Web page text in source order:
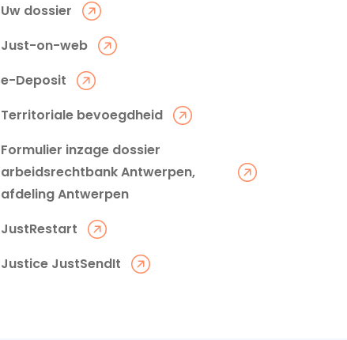
Uw dossier
Just-on-web
e-Deposit
Territoriale bevoegdheid
Formulier inzage dossier
arbeidsrechtbank Antwerpen,
afdeling Antwerpen
JustRestart
Justice JustSendIt